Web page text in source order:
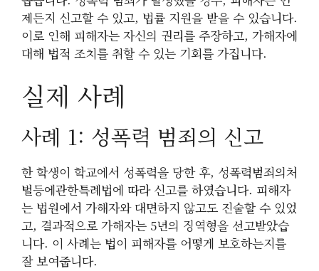
제든지 신고할 수 있고, 법률 지원을 받을 수 있습니다.
이로 인해 피해자는 자신의 권리를 주장하고, 가해자에
대해 법적 조치를 취할 수 있는 기회를 가집니다.
실제 사례
사례 1: 성폭력 범죄의 신고
한 학생이 학교에서 성폭력을 당한 후, 성폭력범죄의처
벌등에관한특례법에 따라 신고를 하였습니다. 피해자
는 법원에서 가해자와 대면하지 않고도 진술할 수 있었
고, 결과적으로 가해자는 5년의 징역형을 선고받았습
니다. 이 사례는 법이 피해자를 어떻게 보호하는지를
잘 보여줍니다.